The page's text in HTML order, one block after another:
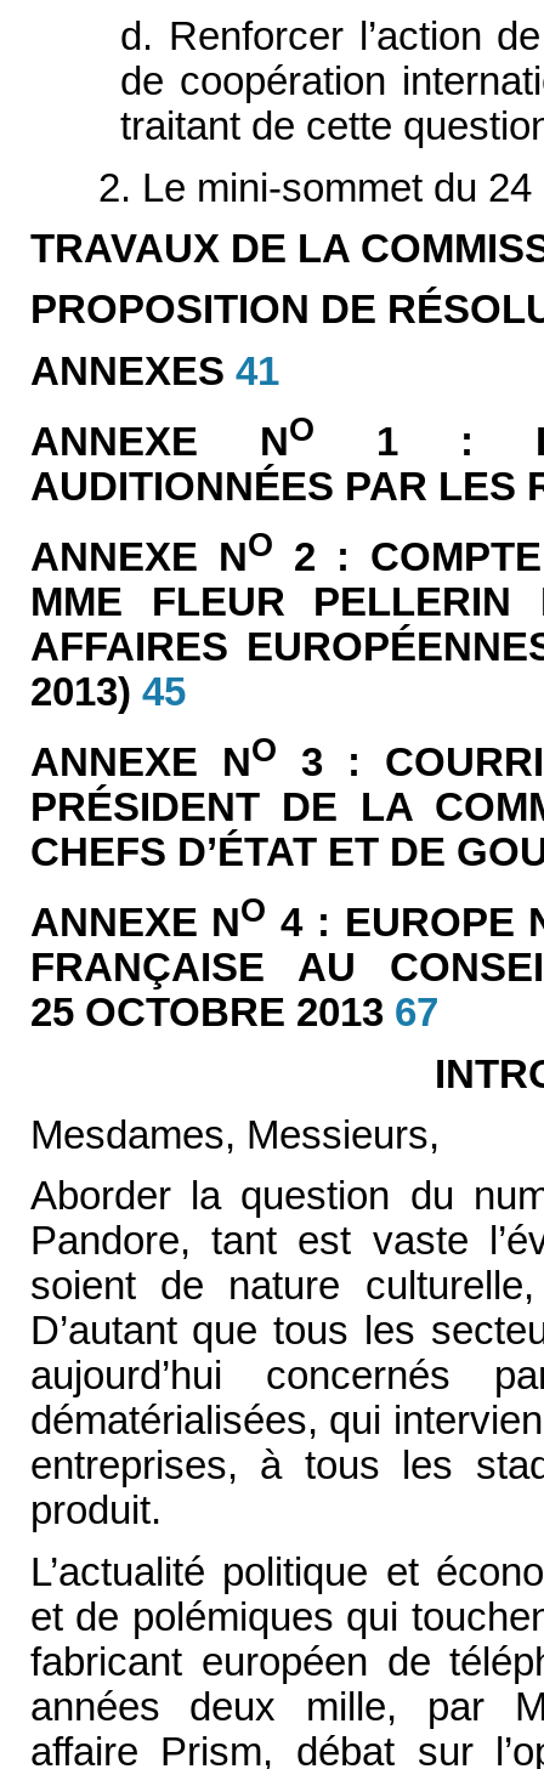
d. Renforcer l’action
de coopération
traitant de cette
2. Le mini-sommet du
TRAVAUX DE LA
PROPOSITION DE
ANNEXES 41
ANNEXE NO
1 :
AUDITIONNÉES PAR LES
ANNEXE NO
2 :
MME FLEUR
AFFAIRES
2013) 45
ANNEXE NO
3 :
PRÉSIDENT DE LA
CHEFS D’ÉTAT ET DE
ANNEXE NO 4 : EUROPE
FRANÇAISE AU
25 OCTOBRE 201367
Mesdames, Messieurs,
Aborder la question du
Pandore, tant est vaste
soient de nature
D’autant que tous les
aujourd’hui concernés
dématérialisées, qui
entreprises, à tous les
produit.
L’actualité politique et
et de polémiques qui
fabricant européen de
années deux mille, par
affaire Prism, débat sur